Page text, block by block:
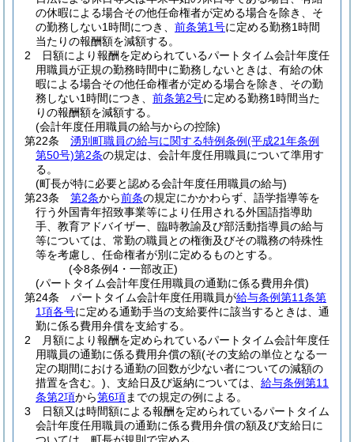
の休暇による場合その他任命権者が定める場合を除き、そ
の勤務しない1時間につき、 前条第1号に定める勤務1時間
当たりの報酬額を減額する。
2
日額により報酬を定められているパートタイム会計年度任
用職員が正規の勤務時間中に勤務しないときは、有給の休
暇による場合その他任命権者が定める場合を除き、その勤
務しない1時間につき、 前条第2号に定める勤務1時間当た
りの報酬額を減額する。
(会計年度任用職員の給与からの控除)
第22条
湧別町職員の給与に関する特例条例(平成21年条例
第50号)第2条の規定は、会計年度任用職員について準用す
る。
(町長が特に必要と認める会計年度任用職員の給与)
第23条
第2条から前条の規定にかかわらず、語学指導等を
行う外国青年招致事業等により任用される外国語指導助
手、教育アドバイザー、臨時教諭及び部活動指導員の給与
等については、常勤の職員との権衡及びその職務の特殊性
等を考慮し、任命権者が別に定めるものとする。
(令8条例4・一部改正)
(パートタイム会計年度任用職員の通勤に係る費用弁償)
第24条
パートタイム会計年度任用職員が給与条例第11条第
1項各号に定める通勤手当の支給要件に該当するときは、通
勤に係る費用弁償を支給する。
2
月額により報酬を定められているパートタイム会計年度任
用職員の通勤に係る費用弁償の額(その支給の単位となる一
定の期間における通勤の回数が少ない者についての減額の
措置を含む。) 、支給日及び返納については、 給与条例第11
条第2項から第6項までの規定の例による。
3
日額又は時間額による報酬を定められているパートタイム
会計年度任用職員の通勤に係る費用弁償の額及び支給日に